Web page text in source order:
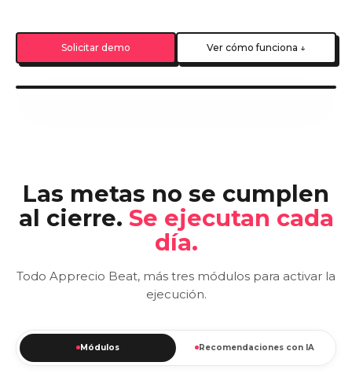
Solicitar demo Ver cómo funciona ↓
Las metas no se cumplen
al cierre. Se ejecutan cada
día.
Todo Apprecio Beat, más tres módulos para activar la
ejecución.
Módulos Recomendaciones con IA